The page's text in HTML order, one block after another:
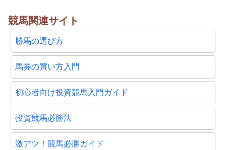
競馬関連サイト
勝馬の選び方
馬券の買い方入門
初心者向け投資競馬入門ガイド
投資競馬必勝法
激アツ！競馬必勝ガイド